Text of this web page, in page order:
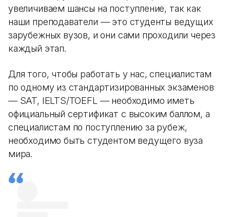
увеличиваем шансы на поступление, так как
наши преподаватели — это студенты ведущих
зарубежных вузов, и они сами проходили через
каждый этап.
Для того, чтобы работать у нас, специалистам
по одному из стандартизированных экзаменов
— SAT, IELTS/TOEFL — необходимо иметь
официальный сертификат с высоким баллом, а
специалистам по поступлению за рубеж,
необходимо быть студентом ведущего вуза
мира.